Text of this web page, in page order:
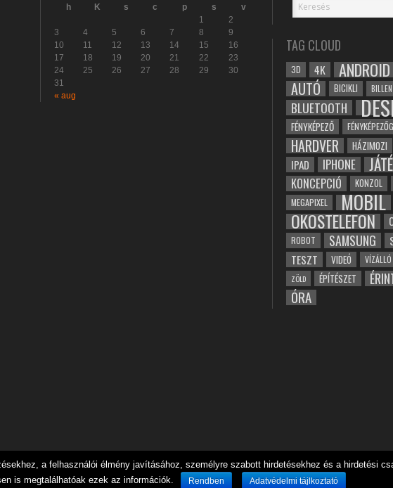
h
K s c p s
v
1
2
3
4 5 6 7 8
9
10
11 12 13 14 15
16
17
18 19 20 21 22
23
24
25 26 27 28 29
30
31
« aug
TAG CLOUD
3D 4K ANDROID
AUTÓ BICIKLI
BLUETOOTH
FÉNYKÉPEZŐ
HARDVER HÁZIMOZI
IPAD IPHONE
KONCEPCIÓ KONZOL
MEGAPIXEL MOBIL
OKOSTELEFON
ROBOT SAMSUNG
TESZT VIDEÓ VÍZÁLLÓ
ZÖLD
ÉPÍTÉSZET
ÓRA
a felhasználói élmény javításához, személyre szabott hirdetésekhez és a hirdetési
is megtalálhatóak ezek az információk.
Rendben Adatvédelmi tájlkoztató